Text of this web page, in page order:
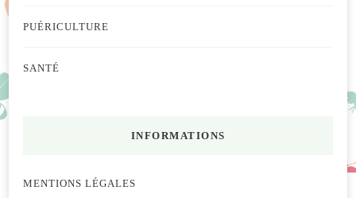
PUÉRICULTURE
SANTÉ
INFORMATIONS
MENTIONS LÉGALES